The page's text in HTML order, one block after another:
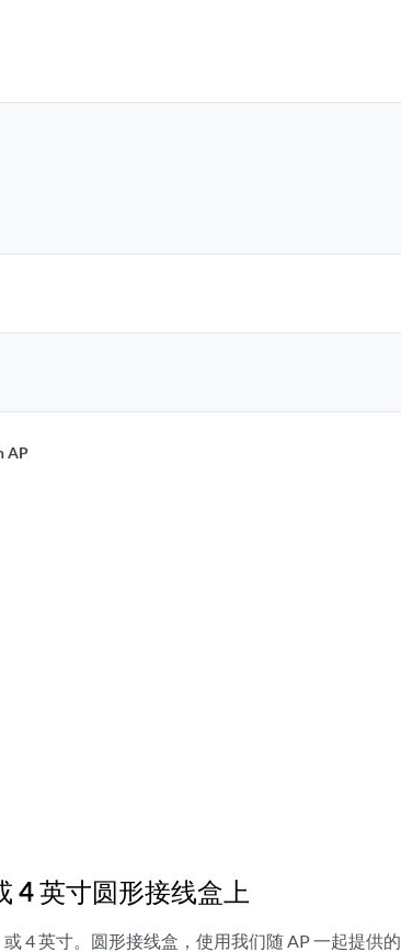
AP
4 英寸圆形接线盒上
4 英寸。圆形接线盒，使用我们随 AP 一起提供的